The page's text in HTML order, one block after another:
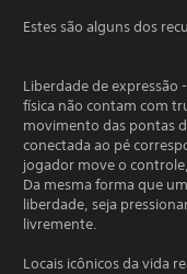
Estes são alguns dos
Liberdade de expressão
física não contam com
movimento das pontas
conectada ao pé
jogador move o
Da mesma forma que
liberdade, seja
livremente.
Locais icônicos da vida